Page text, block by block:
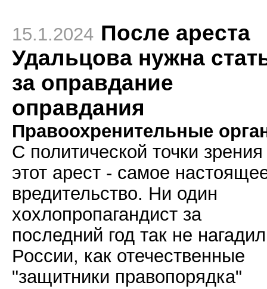
15.1.2024 После ареста
Удальцова нужна
за оправдание
оправдания
Правоохренительные
С политической точки зрения
этот арест - самое
вредительство. Ни один
хохлопропагандист за
последний год так не нагадил
России, как отечественные
"защитники правопорядка"